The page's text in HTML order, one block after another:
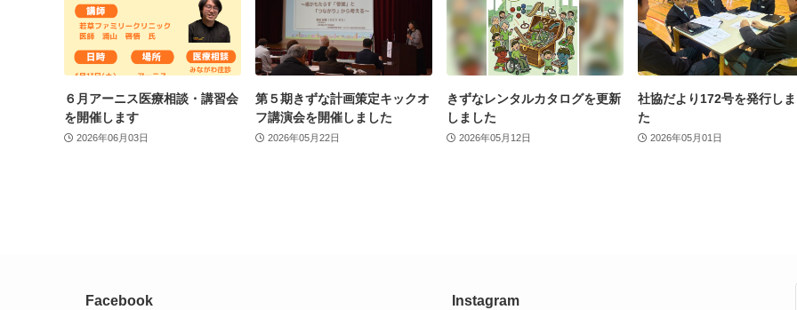
６月アーニス医療相談・講習会
を開催します
2026年06月03日
第５期きずな計画策定キックオ
フ講演会を開催しました
2026年05月22日
きずなレンタルカタログを更新
しました
2026年05月12日
社協だより172号を発行し
た
2026年05月01日
Facebook Instagram